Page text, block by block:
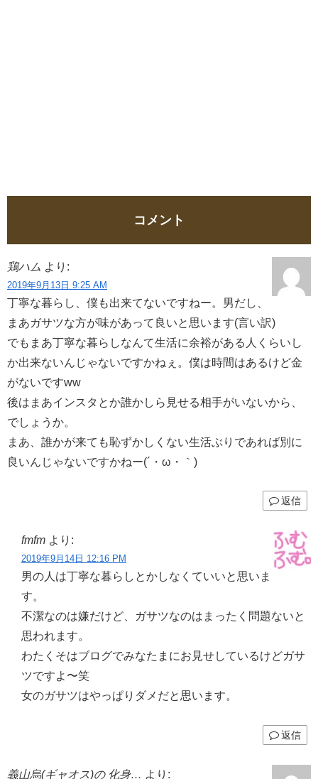
コメント
鶏ハム より:
2019年9月13日 9:25 AM
丁寧な暮らし、僕も出来てないですねー。男だし、
まあガサツな方が味があって良いと思います(言い訳)
でもまあ丁寧な暮らしなんて生活に余裕がある人くらいし
か出来ないんじゃないですかねぇ。僕は時間はあるけど金
がないですww
後はまあインスタとか誰かしら見せる相手がいないから、
でしょうか。
まあ、誰かが来ても恥ずかしくない生活ぶりであれば別に
良いんじゃないですかねー(´・ω・｀)
返信
fmfm より:
2019年9月14日 12:16 PM
男の人は丁寧な暮らしとかしなくていいと思いま
す。
不潔なのは嫌だけど、ガサツなのはまったく問題ないと
思われます。
わたくそはブログでみなたまにお見せしているけどガサ
ツですよ〜笑
女のガサツはやっぱりダメだと思います。
返信
義山烏(ギャオス)の 化身… より: